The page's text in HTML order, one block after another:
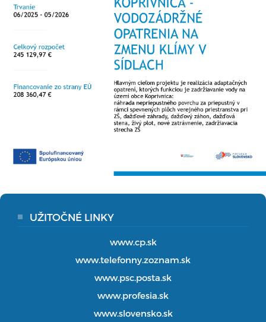
UŽITOČNÉ LINKY
www.cp.sk
www.telefonny.zoznam.sk
www.psc.posta.sk
www.profesia.sk
www.slovensko.sk